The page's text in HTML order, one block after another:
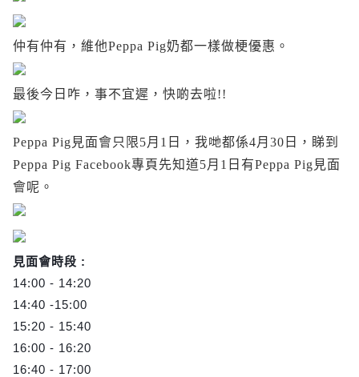
仲有仲有，維他Peppa Pig奶都一樣做梗優惠。
最後今日咋，事不宜遲，快啲去啦!!
Peppa Pig見面會只限5月1日，我哋都係4月30日，睇到
Peppa Pig Facebook專頁先知道5月1日有Peppa Pig見面
會呢。
見面會時段 :
14:00 - 14:20
14:40 -15:00
15:20 - 15:40
16:00 - 16:20
16:40 - 17:00